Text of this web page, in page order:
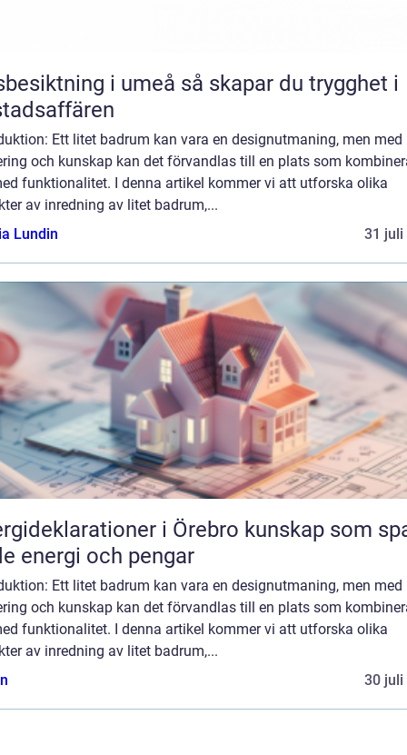
i umeå så skapar du trygghet i
Ett litet badrum kan vara en designutmaning, men med
och kunskap kan det förvandlas till en plats som
funktionalitet. I denna artikel kommer vi att utforska olika
av inredning av litet badrum,...
Lundin
31 juli
i Örebro kunskap som sparar
energi och pengar
Ett litet badrum kan vara en designutmaning, men med
och kunskap kan det förvandlas till en plats som
funktionalitet. I denna artikel kommer vi att utforska olika
av inredning av litet badrum,...
30 juli